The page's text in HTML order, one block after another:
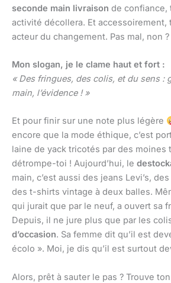
seconde main livraison de confiance,
activité décollera. Et accessoirement,
acteur du changement. Pas mal, non ?
Mon slogan, je le clame haut et fort :
« Des fringues, des colis, et du sens :
main, l’évidence ! »
Et pour finir sur une note plus légère
encore que la mode éthique, c’est
laine de yack tricotés par des
détrompe-toi ! Aujourd’hui, le
main, c’est aussi des jeans Levi’s,
des t-shirts vintage à deux balles.
qui jurait que par le neuf, a ouvert sa
Depuis, il ne jure plus que par les
d’occasion. Sa femme dit qu’il est
écolo ». Moi, je dis qu’il est surtout
Alors, prêt à sauter le pas ? Trouve ton